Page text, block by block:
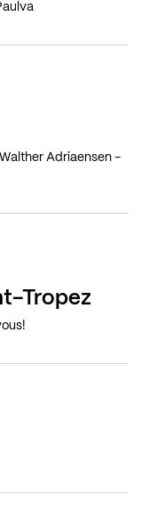
Adriaensen -
Tropez